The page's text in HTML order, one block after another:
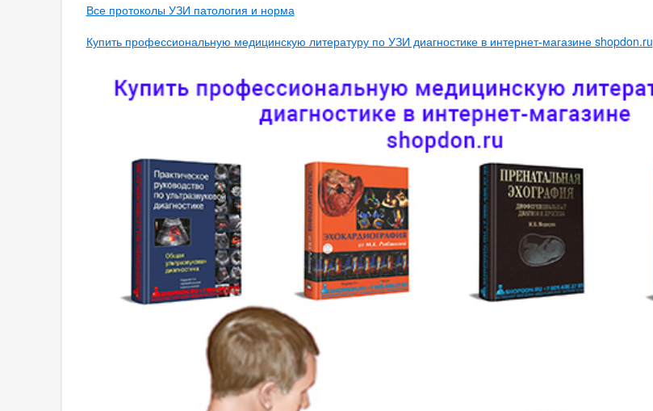
Все протоколы УЗИ патология и норма
Купить профессиональную медицинскую литературу по УЗИ диагностике в интернет-магазине shopdon.ru